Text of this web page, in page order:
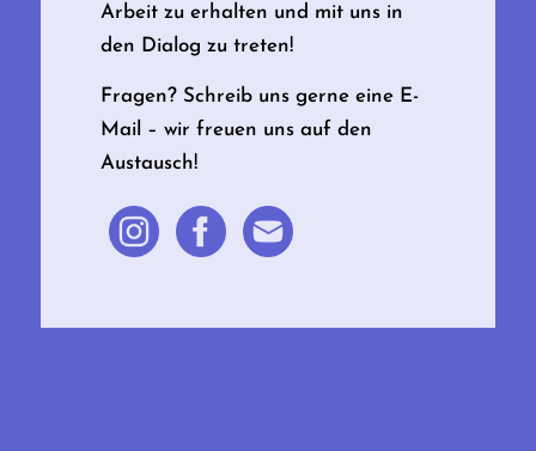
Arbeit zu erhalten und mit uns in
den Dialog zu treten!
Fragen? Schreib uns gerne eine E-
Mail – wir freuen uns auf den
Austausch!